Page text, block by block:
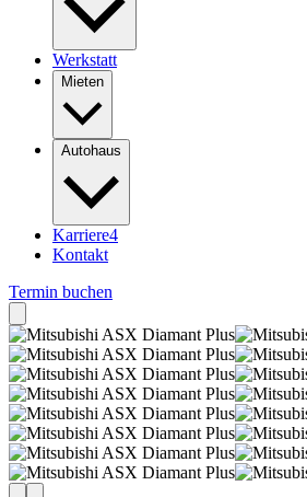
Werkstatt
Mieten
Autohaus
Karriere4
Kontakt
Termin buchen